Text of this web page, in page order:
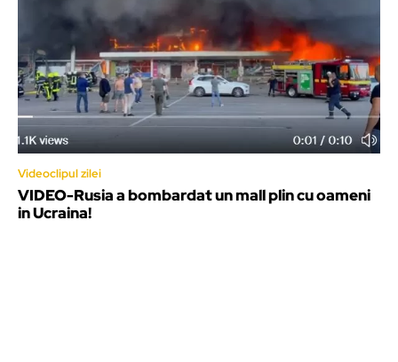
Videoclipul zilei
VIDEO-Rusia a bombardat un mall plin cu oameni
in Ucraina!